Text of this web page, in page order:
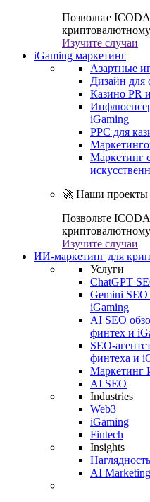
Позвольте
криптовалютному
Изучите случаи
iGaming маркетинг
Азартные
Дизайн для
Казино PR
iGaming
PPC для
Маркетинг
🚀 Наши проекты
Позвольте
криптовалютному
Изучите случаи
ИИ-маркетинг для
Услуги
ChatGPT
Gemini
iGaming
AI SEO
финтех и
SEO-
финтеха и
Маркетинг
AI SEO
Industries
Web3
iGaming
Fintech
Insights
AI